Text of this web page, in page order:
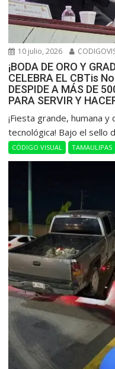
10 julio, 2026
¡BODA DE ORO Y
CELEBRA EL CBTis
DESPIDE A MÁS DE
PARA SERVIR Y
​¡Fiesta grande, humana
tecnológica! Bajo el sello
CÓDIGO VISUAL TAMAULIPAS